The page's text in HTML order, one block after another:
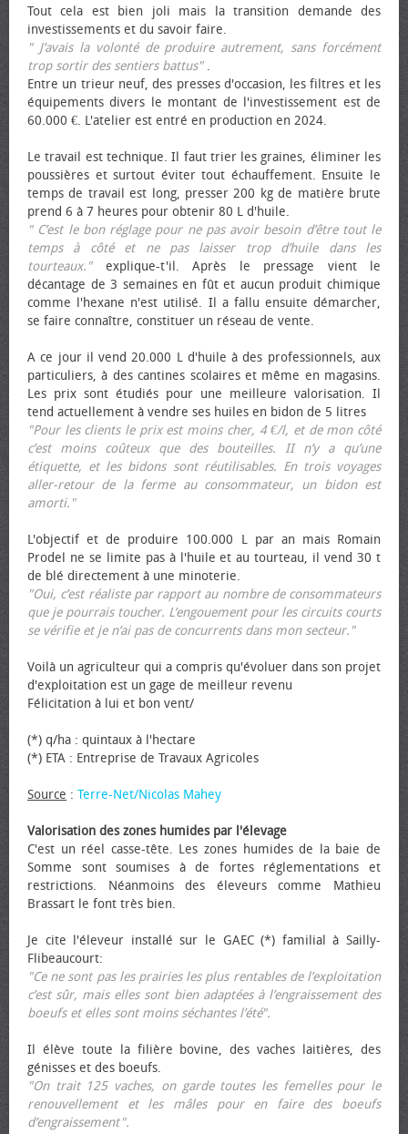
Tout cela est bien joli mais la transition demande des
investissements et du savoir faire.
" J’avais la volonté de produire autrement, sans forcément
trop sortir des sentiers battus".
Entre un trieur neuf, des presses d'occasion, les filtres et les
équipements divers le montant de l'investissement est de
60.000 €. L'atelier est entré en production en 2024.
Le travail est technique. Il faut trier les graines, éliminer les
poussières et surtout éviter tout échauffement. Ensuite le
temps de travail est long, presser 200 kg de matière brute
prend 6 à 7 heures pour obtenir 80 L d'huile.
" C’est le bon réglage pour ne pas avoir besoin d’être tout le
temps à côté et ne pas laisser trop d’huile dans les
tourteaux."explique-t'il. Après le pressage vient le
décantage de 3 semaines en fût et aucun produit chimique
comme l'hexane n'est utilisé. Il a fallu ensuite démarcher,
se faire connaître, constituer un réseau de vente.
A ce jour il vend 20.000 L d'huile à des professionnels, aux
particuliers, à des cantines scolaires et même en magasins.
Les prix sont étudiés pour une meilleure valorisation. Il
tend actuellement à vendre ses huiles en bidon de 5 litres
"Pour les clients le prix est moins cher, 4 €/l, et de mon côté
c’est moins coûteux que des bouteilles. II n’y a qu’une
étiquette, et les bidons sont réutilisables. En trois voyages
aller-retour de la ferme au consommateur, un bidon est
amorti."
L'objectif et de produire 100.000 L par an mais Romain
Prodel ne se limite pas à l'huile et au tourteau, il vend 30 t
de blé directement à une minoterie.
"Oui, c’est réaliste par rapport au nombre de consommateurs
que je pourrais toucher. L’engouement pour les circuits courts
se vérifie et je n’ai pas de concurrents dans mon secteur."
Voilà un agriculteur qui a compris qu'évoluer dans son projet
d'exploitation est un gage de meilleur revenu
Félicitation à lui et bon vent/
(*) q/ha : quintaux à l'hectare
(*) ETA : Entreprise de Travaux Agricoles
Source : Terre-Net/Nicolas Mahey
Valorisation des zones humides par l'élevage
C'est un réel casse-tête. Les zones humides de la baie de
Somme sont soumises à de fortes réglementations et
restrictions. Néanmoins des éleveurs comme Mathieu
Brassart le font très bien.
Je cite l'éleveur installé sur le GAEC (*) familial à Sailly-
Flibeaucourt:
"Ce ne sont pas les prairies les plus rentables de l’exploitation
c’est sûr, mais elles sont bien adaptées à l’engraissement des
bœufs et elles sont moins séchantes l’été".
Il élève toute la filière bovine, des vaches laitières, des
génisses et des bœufs.
"On trait 125 vaches, on garde toutes les femelles pour le
renouvellement et les mâles pour en faire des bœufs
d’engraissement".